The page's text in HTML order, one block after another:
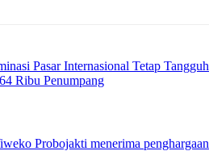
Pasar Internasional Tetap Tangguh
Ribu Penumpang